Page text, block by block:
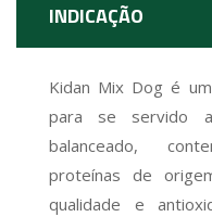
INDICAÇÃO
Kidan Mix Dog é
para se servido
balanceado,
proteínas de
qualidade e